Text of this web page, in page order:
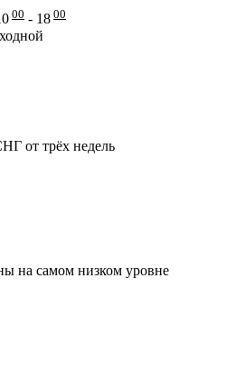
00 - 18 00
от трёх недель
на самом низком уровне